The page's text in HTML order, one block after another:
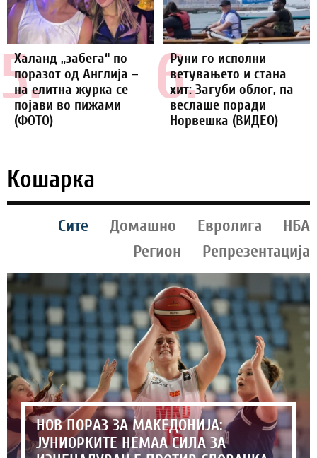
5.
Халанд „забега“ по
поразот од Англија –
на елитна журка се
појави во пижами
(ФОТО)
6.
Руни го исполни
ветувањето и стана
хит: Загуби облог, па
веслаше поради
Норвешка (ВИДЕО)
Кошарка
Сите Домашно Евролига
НБА
Регион
Репрезентација
НОВ ПОРАЗ ЗА МАКЕДОНИЈА:
ЈУНИОРКИТЕ НЕМАА СИЛА ЗА